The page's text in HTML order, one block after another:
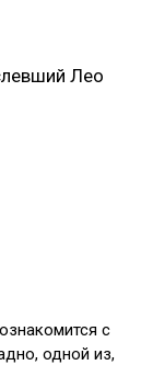
с
одной из,